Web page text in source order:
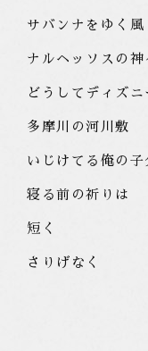
サバンナをゆく風
ナルヘッソスの神
どうしてディズ
多摩川の河川敷
いじけてる俺の子
寝る前の祈りは
短く
さりげなく